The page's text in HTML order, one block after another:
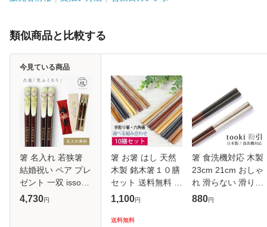
類似商品と比較する
箸 名入れ 若狭箸
結婚祝い ペア プレ
ゼント 一双 issou
イシダ 日本製 高級
4,730円
今見ている商品
箸 お箸 はし 天然
木製 銘木箸１０膳
セット 送料無料 ノ
ベルティー プチギ
まわり 粗品 プレゼ
1,100円
送料無料
箸 食洗機対応 木製
23cm 21cm おしゃ
れ 滑らない 滑り止
め お箸 はし tooki
880円